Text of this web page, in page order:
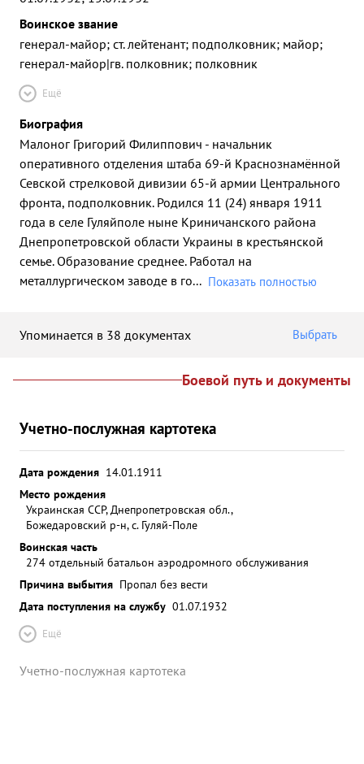
Воинское звание
генерал-майор; ст. лейтенант; подполковник; майор;
генерал-майор|гв. полковник; полковник
Ещё
Биография
Малоног Григорий Филиппович - начальник
оперативного отделения штаба 69-й Краснознамённой
Севской стрелковой дивизии 65-й армии Центрального
фронта, подполковник. Родился 11 (24) января 1911
года в селе Гуляйполе ныне Криничанского района
Днепропетровской области Украины в крестьянской
семье. Образование среднее. Работал на
металлургическом заводе в го... Показать полностью
Упоминается в 38 документах Выбрать
Боевой путь и документы
Учетно-послужная картотека
Дата рождения 14.01.1911
Место рождения
Украинская ССР, Днепропетровская обл.,
Божедаровский р-н, с. Гуляй-Поле
Воинская часть
274 отдельный батальон аэродромного обслуживания
Причина выбытия Пропал без вести
Дата поступления на службу 01.07.1932
Ещё
Учетно-послужная картотека